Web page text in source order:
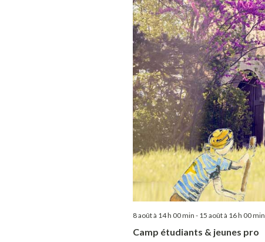
Camp étudiants & jeunes pro
8 août à 14 h 00 min - 15 août à 16 h 00 min